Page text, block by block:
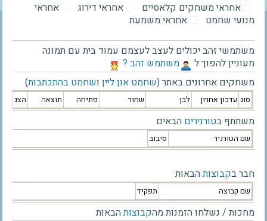
אחראי משחקים קלאסיים
אחראי דירוג
אחראי
מנועי שחמט
אחראי משמעת
משתמשי זהב יכולים לעצב לעצמם עמוד בית עם תמונה
מעוניין להפוך ל
‫משתמש זהב ?‬
משחקים אחרונים באתר (שחמט און ליין ושחמט בהתכתבות)
סוג עדכון אחרון לבן שחור פתיחה תוצאה הצג
משתתף בטורנירים הבאים
שם הטורניר סיבוב
חבר בקבוצותהבאות
שם קבוצה תפקיד
מחכות / נשלחו הזמנות מהקבוצותהבאות